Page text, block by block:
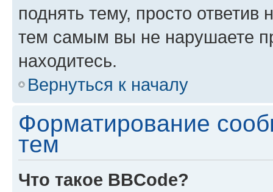
поднять тему, просто ответив
тем самым вы не нарушаете
находитесь.
Вернуться к началу
Форматирование
тем
Что такое BBCode?